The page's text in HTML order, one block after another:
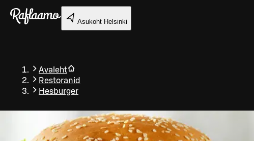
Liigu peamise sisu juurde
Asukoht Helsinki
Avaleht
Restoranid
Hesburger